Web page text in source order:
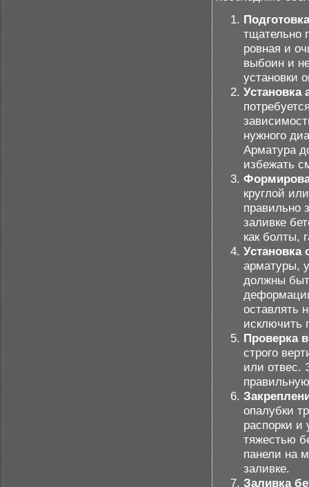
тщательно
ровная и
выбоин и
установки
Установка
нужного
Арматура
избежать
круглой
правильно
заливке
как болты,
Установка
арматуры,
должны
оставлять
исключить
Проверка
строго
или отвес.
опалубки
распорки и
тяжестью
панели на
заливке.
Заливка